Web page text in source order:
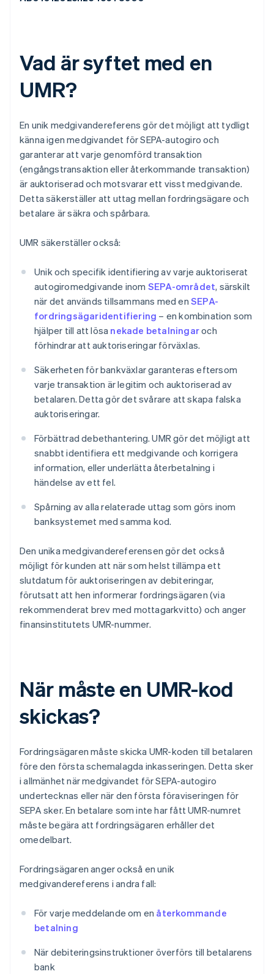
Vad är syftet med en
UMR?
En unik medgivandereferens gör det möjligt att tydligt
känna igen medgivandet för SEPA-autogiro och
garanterar att varje genomförd transaktion
(engångstransaktion eller återkommande transaktion)
är auktoriserad och motsvarar ett visst medgivande.
Detta säkerställer att uttag mellan fordringsägare och
betalare är säkra och spårbara.
UMR säkerställer också:
Unik och specifik identifiering av varje auktoriserat
autogiromedgivande inom SEPA-området, särskilt
när det används tillsammans med en SEPA-
fordringsägaridentifiering – en kombination som
hjälper till att lösa nekade betalningaroch
förhindrar att auktoriseringar förväxlas.
Säkerheten för bankväxlar garanteras eftersom
varje transaktion är legitim och auktoriserad av
betalaren. Detta gör det svårare att skapa falska
auktoriseringar.
Förbättrad debethantering. UMR gör det möjligt att
snabbt identifiera ett medgivande och korrigera
information, eller underlätta återbetalning i
händelse av ett fel.
Spårning av alla relaterade uttag som görs inom
banksystemet med samma kod.
Den unika medgivandereferensen gör det också
möjligt för kunden att när som helst tillämpa ett
slutdatum för auktoriseringen av debiteringar,
förutsatt att hen informerar fordringsägaren (via
rekommenderat brev med mottagarkvitto) och anger
finansinstitutets UMR-nummer.
När måste en UMR-kod
skickas?
Fordringsägaren måste skicka UMR-koden till betalaren
före den första schemalagda inkasseringen. Detta sker
i allmänhet när medgivandet för SEPA-autogiro
undertecknas eller när den första föraviseringen för
SEPA sker. En betalare som inte har fått UMR-numret
måste begära att fordringsägaren erhåller det
omedelbart.
Fordringsägaren anger också en unik
medgivandereferens i andra fall:
För varje meddelande om en återkommande
betalning
När debiteringsinstruktioner överförs till betalarens
bank